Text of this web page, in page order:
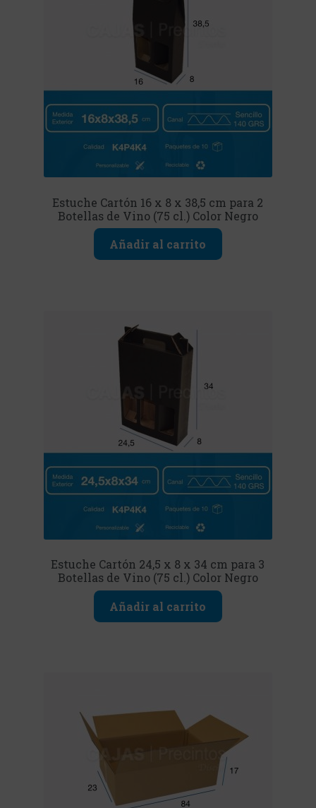
Estuche Cartón 16 x 8 x 38,5 cm para 2
Botellas de Vino (75 cl.) Color Negro
Añadir al carrito
Estuche Cartón 24,5 x 8 x 34 cm para 3
Botellas de Vino (75 cl.) Color Negro
Añadir al carrito